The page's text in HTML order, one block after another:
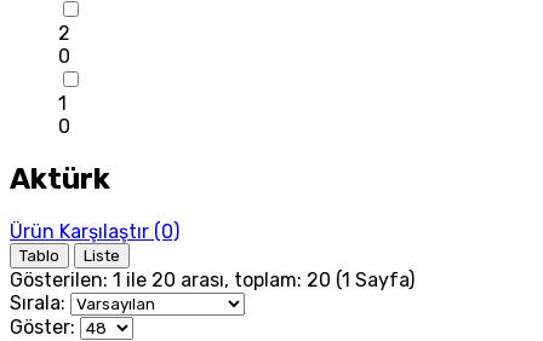
2
0
1
0
Aktürk
Ürün Karşılaştır (0)
Tablo Liste
Gösterilen: 1 ile 20 arası, toplam: 20 (1 Sayfa)
Sırala:
Göster: